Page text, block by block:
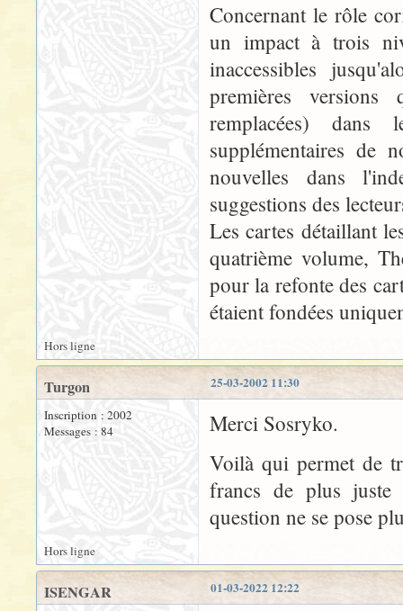
Concernant le rôle
un impact à trois
inaccessibles
premières versions
remplacées)
supplémentaires de
nouvelles dans
suggestions des
Les cartes détaillant
quatrième volume,
pour la refonte des
étaient fondées
Hors ligne
25-03-2002 11:30
Turgon
Inscription : 2002
Messages : 84
Merci Sosryko.
Voilà qui permet de
francs de plus juste
question ne se pose
Hors ligne
01-03-2022 12:22
ISENGAR